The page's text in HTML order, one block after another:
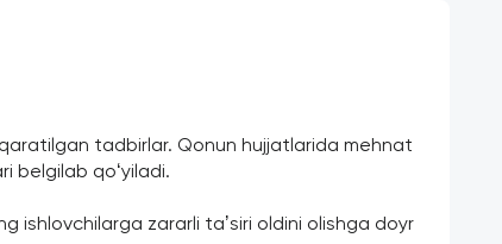
tadbirlar. Qonun hujjatlarida mehnat
belgilab qoʻyiladi.
ishlovchilarga zararli taʼsiri oldini olishga doyr